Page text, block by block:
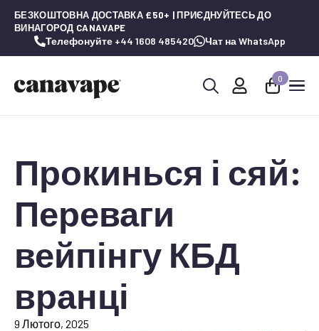
БЕЗКОШТОВНА ДОСТАВКА £50+ | ПРИЄДНУЙТЕСЬ ДО
ВИНАГОРОД CANAVAPE
Телефонуйте +44 1608 485420 Чат на WhatsApp
0
Прокинься і сяй:
Переваги
вейпінгу КБД
вранці
9 Лютого, 2025